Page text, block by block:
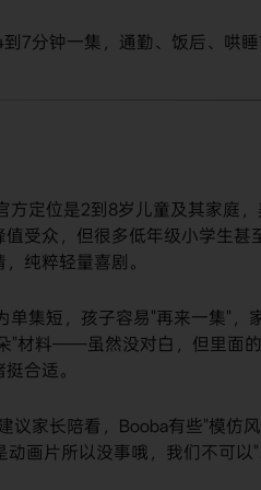
到7分钟一集，通勤、饭后、哄
方定位是2到8岁儿童及其家庭
值受众，但很多低年级小学生
纯粹轻量喜剧。
单集短，孩子容易"再来一集"
"材料——虽然没对白，但里面
合适。
议家长陪看，Booba有些"模仿
动画片所以没事哦，我们不可以